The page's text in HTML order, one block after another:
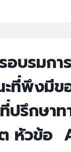
อบรมกา
ที่พึงมีข
ปรึกษาท
หัวข้อ